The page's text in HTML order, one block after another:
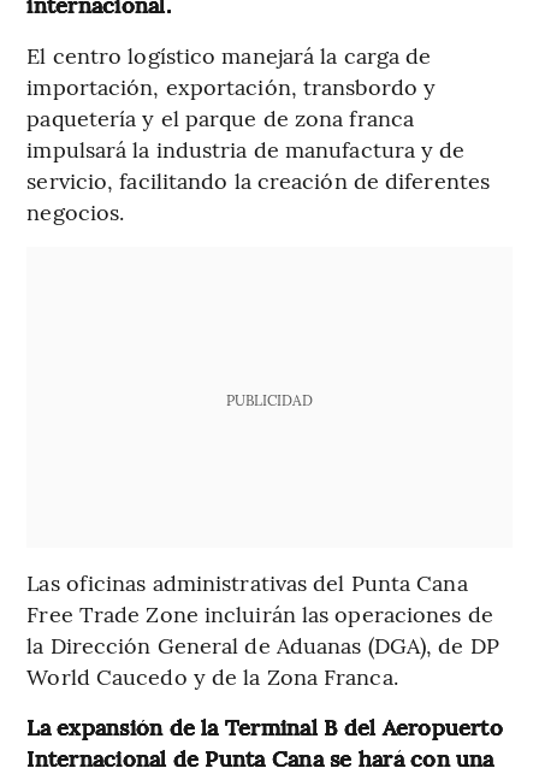
El centro logístico manejará la carga de
importación, exportación, transbordo y
paquetería y el parque de zona franca
impulsará la industria de manufactura y de
servicio, facilitando la creación de diferentes
negocios.
PUBLICIDAD
Las oficinas administrativas del Punta Cana
Free Trade Zone incluirán las operaciones de
la Dirección General de Aduanas (DGA), de DP
World Caucedo y de la Zona Franca.
La expansión de la Terminal B del Aeropuerto
Internacional de Punta Cana se hará con una